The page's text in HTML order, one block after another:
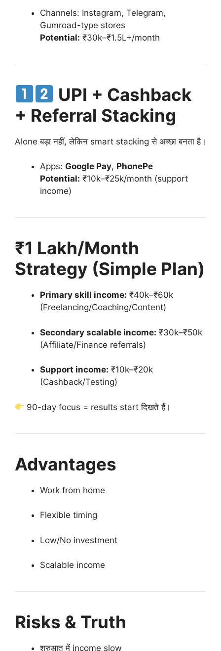
Channels: Instagram, Telegram,
Gumroad-type stores
Potential: ₹30k–₹1.5L+/month
UPI + Cashback
+ Referral Stacking
Alone बड़ा नहीं, लेकिन smart stacking से अच्छा बनता है।
Apps: Google Pay, PhonePe
Potential: ₹10k–₹25k/month (support
income)
₹1 Lakh/Month
Strategy (Simple Plan)
Primary skill income: ₹40k–₹60k
(Freelancing/Coaching/Content)
Secondary scalable income: ₹30k–₹50k
(Affiliate/Finance referrals)
Support income: ₹10k–₹20k
(Cashback/Testing)
90-day focus = results start दिखते हैं।
Advantages
Work from home
Flexible timing
Low/No investment
Scalable income
Risks & Truth
शुरुआत में income slow